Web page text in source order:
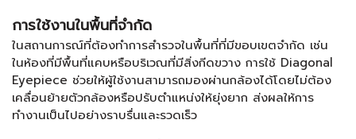
การใช้งานในพื้นที่จำกัด
ในสถานการณ์ที่ต้องทำการสำรวจในพื้นที่ที่มีขอบเขตจำกัด เช่น
ในห้องที่มีพื้นที่แคบหรือบริเวณที่มีสิ่งกีดขวาง การใช้ Diagonal
Eyepiece ช่วยให้ผู้ใช้งานสามารถมองผ่านกล้องได้โดยไม่ต้อง
เคลื่อนย้ายตัวกล้องหรือปรับตำแหน่งให้ยุ่งยาก ส่งผลให้การ
ทำงานเป็นไปอย่างราบรื่นและรวดเร็ว